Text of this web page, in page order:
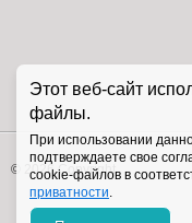
Этот веб-сайт
файлы.
При использовании
подтверждаете свое
cookie-файлов в
приватности.
© 2026 Copyright